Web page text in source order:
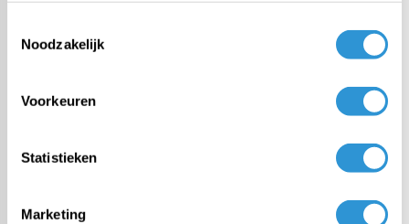
Noodzakelijk
Voorkeuren
Statistieken
Marketing
Tarp 6x8 PVC 900 -